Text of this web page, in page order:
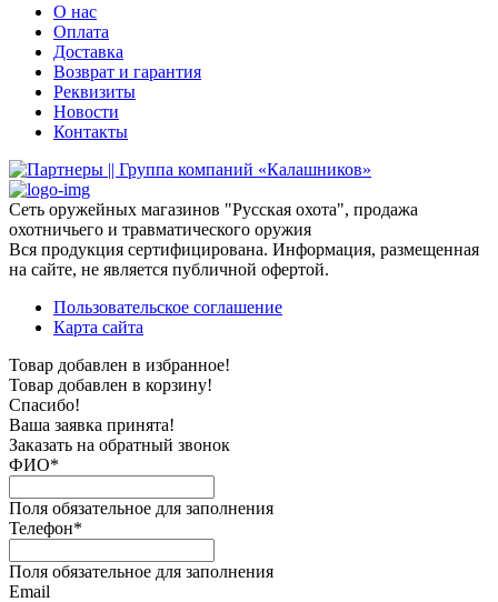
О нас
Оплата
Доставка
Возврат и гарантия
Реквизиты
Новости
Контакты
Сеть оружейных магазинов "Русская охота", продажа
охотничьего и травматического оружия
Вся продукция сертифицирована. Информация, размещенная
на сайте, не является публичной офертой.
Пользовательское соглашение
Карта сайта
Товар добавлен в избранное!
Товар добавлен в корзину!
Спасибо!
Ваша заявка принята!
Заказать на обратный звонок
ФИО*
Поля обязательное для заполнения
Телефон*
Поля обязательное для заполнения
Email